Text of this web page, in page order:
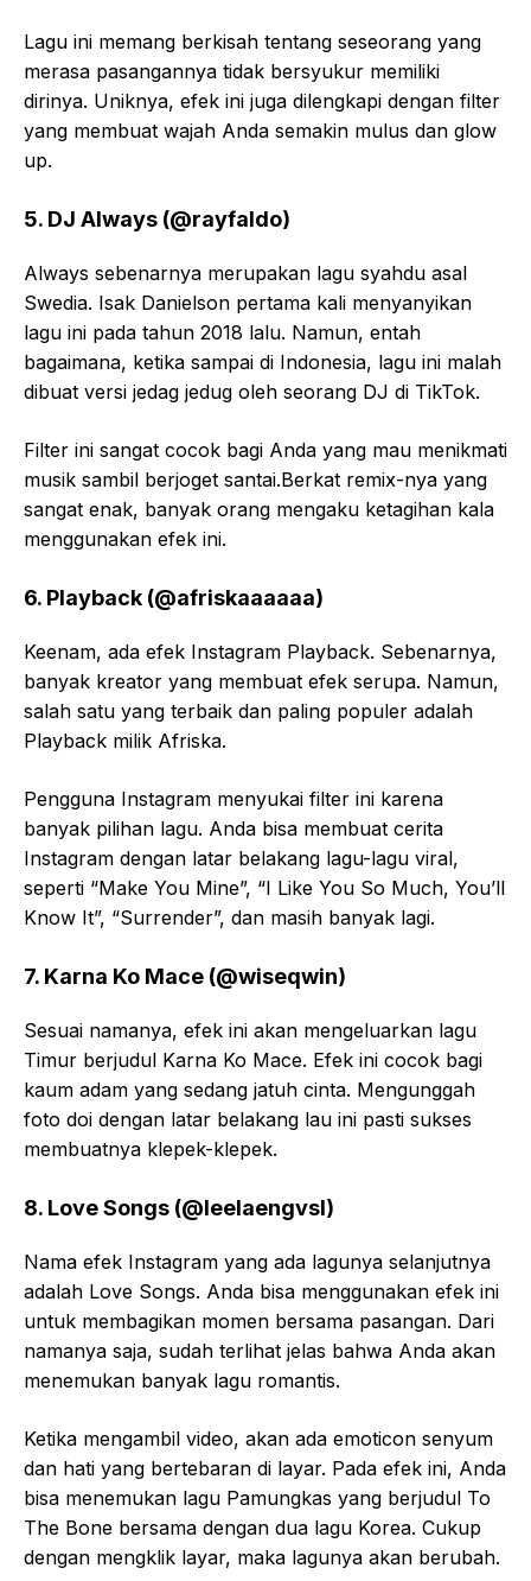
Lagu ini memang berkisah tentang seseorang yang
merasa pasangannya tidak bersyukur memiliki
dirinya. Uniknya, efek ini juga dilengkapi dengan filter
yang membuat wajah Anda semakin mulus dan glow
up.
5. DJ Always (@rayfaldo)
Always sebenarnya merupakan lagu syahdu asal
Swedia. Isak Danielson pertama kali menyanyikan
lagu ini pada tahun 2018 lalu. Namun, entah
bagaimana, ketika sampai di Indonesia, lagu ini malah
dibuat versi jedag jedug oleh seorang DJ di TikTok.
Filter ini sangat cocok bagi Anda yang mau menikmati
musik sambil berjoget santai.Berkat remix-nya yang
sangat enak, banyak orang mengaku ketagihan kala
menggunakan efek ini.
6. Playback (@afriskaaaaaa)
Keenam, ada efek Instagram Playback. Sebenarnya,
banyak kreator yang membuat efek serupa. Namun,
salah satu yang terbaik dan paling populer adalah
Playback milik Afriska.
Pengguna Instagram menyukai filter ini karena
banyak pilihan lagu. Anda bisa membuat cerita
Instagram dengan latar belakang lagu-lagu viral,
seperti “Make You Mine”, “I Like You So Much, You’ll
Know It”, “Surrender”, dan masih banyak lagi.
7. Karna Ko Mace (@wiseqwin)
Sesuai namanya, efek ini akan mengeluarkan lagu
Timur berjudul Karna Ko Mace. Efek ini cocok bagi
kaum adam yang sedang jatuh cinta. Mengunggah
foto doi dengan latar belakang lau ini pasti sukses
membuatnya klepek-klepek.
8. Love Songs (@leelaengvsl)
Nama efek Instagram yang ada lagunya selanjutnya
adalah Love Songs. Anda bisa menggunakan efek ini
untuk membagikan momen bersama pasangan. Dari
namanya saja, sudah terlihat jelas bahwa Anda akan
menemukan banyak lagu romantis.
Ketika mengambil video, akan ada emoticon senyum
dan hati yang bertebaran di layar. Pada efek ini, Anda
bisa menemukan lagu Pamungkas yang berjudul To
The Bone bersama dengan dua lagu Korea. Cukup
dengan mengklik layar, maka lagunya akan berubah.